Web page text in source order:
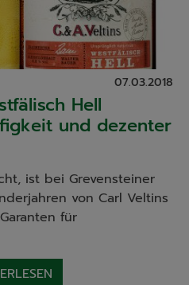
07.03.2018
Hell
und dezenter
ist bei Grevensteiner
von Carl Veltins
für